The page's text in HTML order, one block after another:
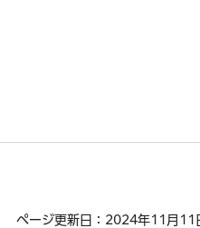
ページ更新日：2024年11月11